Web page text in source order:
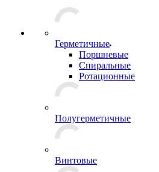
Герметичные
Поршневые
Спиральные
Ротационные
Полугерметичные
Винтовые